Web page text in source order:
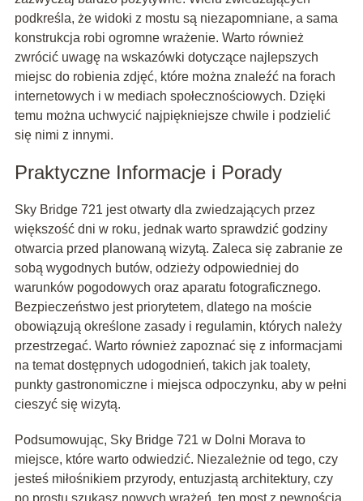
podkreśla, że widoki z mostu są niezapomniane, a sama
konstrukcja robi ogromne wrażenie. Warto również
zwrócić uwagę na wskazówki dotyczące najlepszych
miejsc do robienia zdjęć, które można znaleźć na forach
internetowych i w mediach społecznościowych. Dzięki
temu można uchwycić najpiękniejsze chwile i podzielić
się nimi z innymi.
Praktyczne Informacje i Porady
Sky Bridge 721 jest otwarty dla zwiedzających przez
większość dni w roku, jednak warto sprawdzić godziny
otwarcia przed planowaną wizytą. Zaleca się zabranie ze
sobą wygodnych butów, odzieży odpowiedniej do
warunków pogodowych oraz aparatu fotograficznego.
Bezpieczeństwo jest priorytetem, dlatego na moście
obowiązują określone zasady i regulamin, których należy
przestrzegać. Warto również zapoznać się z informacjami
na temat dostępnych udogodnień, takich jak toalety,
punkty gastronomiczne i miejsca odpoczynku, aby w pełni
cieszyć się wizytą.
Podsumowując, Sky Bridge 721 w Dolni Morava to
miejsce, które warto odwiedzić. Niezależnie od tego, czy
jesteś miłośnikiem przyrody, entuzjastą architektury, czy
po prostu szukasz nowych wrażeń, ten most z pewnością